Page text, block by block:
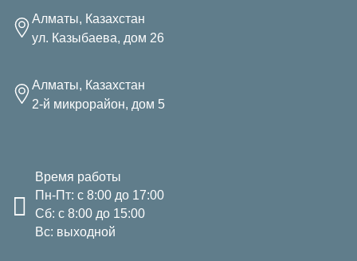
Алматы, Казахстан
ул. Казыбаева, дом 26
Алматы, Казахстан
2-й микрорайон, дом 5
Время работы
Пн-Пт: с 8:00 до 17:00
Сб: с 8:00 до 15:00
Вс: выходной